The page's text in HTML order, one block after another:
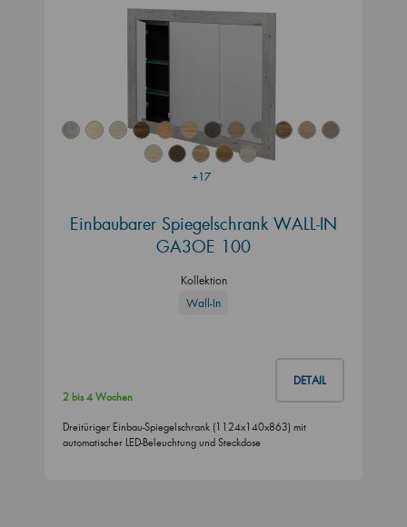
+17
Einbaubarer Spiegelschrank WALL-IN
GA3OE 100
Kollektion
Wall-In
DETAIL
2 bis 4 Wochen
Dreitüriger Einbau-Spiegelschrank (1124x140x863) mit
automatischer LED-Beleuchtung und Steckdose